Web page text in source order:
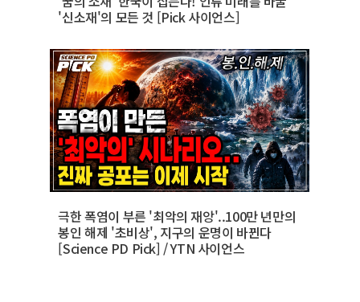
'신소재'의 모든 것 [Pick 사이언스]
극한 폭염이 부른 '최악의 재앙'..100만 년만의
봉인 해제 '초비상', 지구의 운명이 바뀐다
[Science PD Pick] / YTN 사이언스